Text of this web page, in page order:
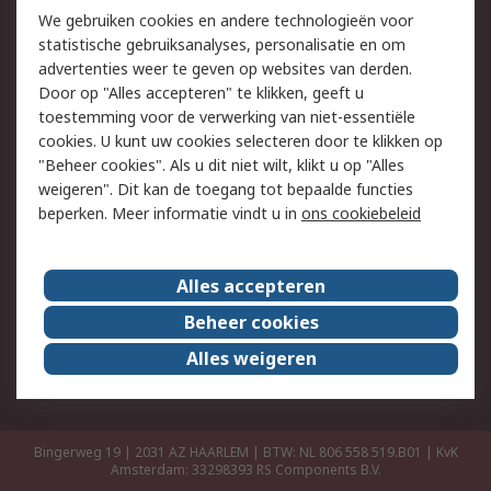
Track & Trace
Wettelijk
Cookiebeleid
Email veiligheid
Privacybeleid
Websitevoorwaarden
Algemene
verkoopvoorwaarden
Over RS
RS Group
Over ons
RS wereldwijd
Werken bij RS
ESG
Bingerweg 19 | 2031 AZ HAARLEM | BTW: NL 806 558 519.B01 | KvK
Amsterdam: 33298393 RS Components B.V.
We gebruiken cookies en andere technologieën voor
statistische gebruiksanalyses, personalisatie en om
advertenties weer te geven op websites van derden.
Door op "Alles accepteren" te klikken, geeft u
toestemming voor de verwerking van niet-essentiële
cookies. U kunt uw cookies selecteren door te klikken op
"Beheer cookies". Als u dit niet wilt, klikt u op "Alles
weigeren". Dit kan de toegang tot bepaalde functies
beperken. Meer informatie vindt u in ons cookiebeleid
Alles accepteren
Beheer cookies
Alles weigeren